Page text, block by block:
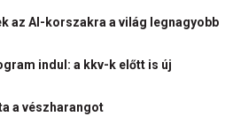
az AI-korszakra a világ legnagyobb
indul: a kkv-k előtt is új
a vészharangot